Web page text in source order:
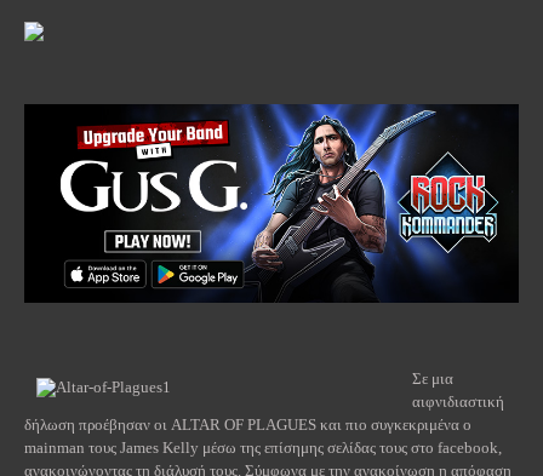
Σε μια
αιφνιδιαστική
δήλωση προέβησαν οι ALTAR OF PLAGUES και πιο συγκεκριμένα ο
mainman τους James Kelly μέσω της επίσημης σελίδας τους στο facebook
ανακοινώνοντας τη διάλυσή τους. Σύμφωνα με την ανακοίνωση η απόφαση